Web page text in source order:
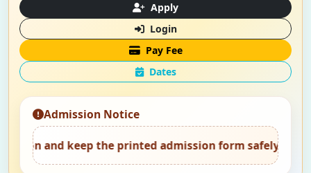
Apply
Login
Pay Fee
Dates
Admission Notice
the printed admission form safely.• Attend